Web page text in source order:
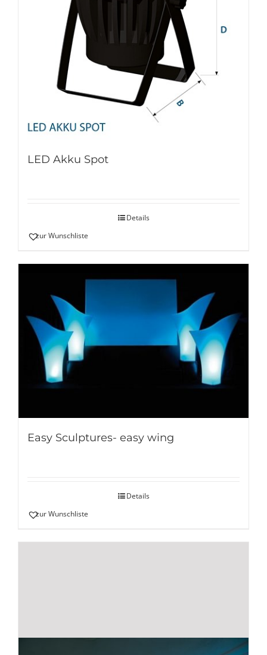
LED Akku Spot
Details
zur Wunschliste
Easy Sculptures- easy wing
Details
zur Wunschliste